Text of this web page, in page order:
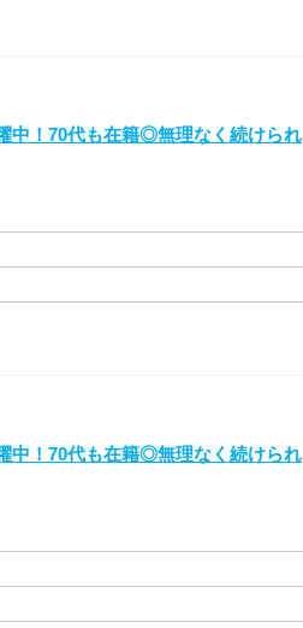
中！70代も在籍◎無理なく続けられ
中！70代も在籍◎無理なく続けられ